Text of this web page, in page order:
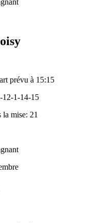
prévu à 15:15
12-1-14-15
mise: 21